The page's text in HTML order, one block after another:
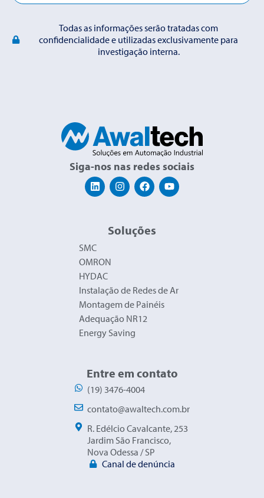
Todas as informações serão tratadas com
confidencialidade e utilizadas exclusivamente para
investigação interna.
Siga-nos nas redes sociais
Soluções
SMC
OMRON
HYDAC
Instalação de Redes de Ar
Montagem de Painéis
Adequação NR12
Energy Saving
Entre em contato
(19) 3476-4004
contato@awaltech.com.br
R. Edélcio Cavalcante, 253
Jardim São Francisco,
Nova Odessa / SP
Canal de denúncia